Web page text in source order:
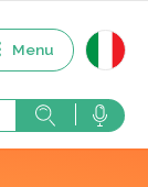
Menu